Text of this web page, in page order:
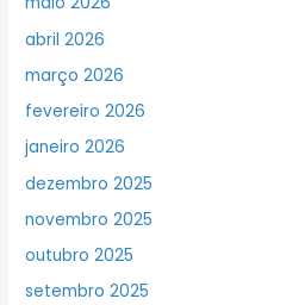
abril 2026
março 2026
fevereiro 2026
janeiro 2026
dezembro 2025
novembro 2025
outubro 2025
setembro 2025